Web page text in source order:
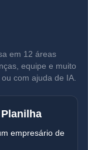
em 12 áreas
equipe e muito
com ajuda de IA.
empresário de